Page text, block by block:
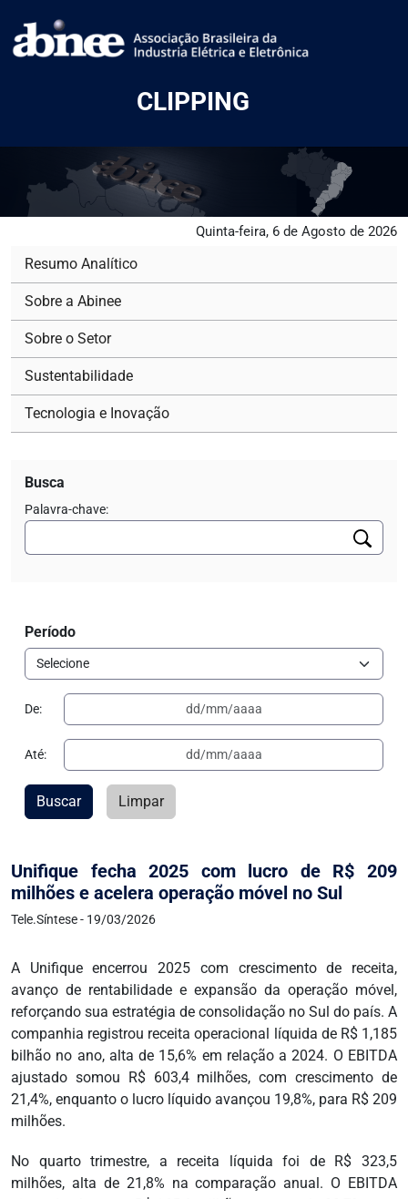
CLIPPING
Quinta-feira, 6 de Agosto de 2026
Unifique fecha 2025 com lucro de R$ 209
milhões e acelera operação móvel no Sul
Tele.Síntese - 19/03/2026
A Unifique encerrou 2025 com crescimento de receita,
avanço de rentabilidade e expansão da operação móvel,
reforçando sua estratégia de consolidação no Sul do país. A
companhia registrou receita operacional líquida de R$ 1,185
bilhão no ano, alta de 15,6% em relação a 2024. O EBITDA
ajustado somou R$ 603,4 milhões, com crescimento de
21,4%, enquanto o lucro líquido avançou 19,8%, para R$ 209
milhões.
No quarto trimestre, a receita líquida foi de R$ 323,5
milhões, alta de 21,8% na comparação anual. O EBITDA
Resumo Analítico
Sobre a Abinee
Sobre o Setor
Sustentabilidade
Tecnologia e Inovação
Busca
Palavra-chave:
Período
De:
Até:
Buscar Limpar